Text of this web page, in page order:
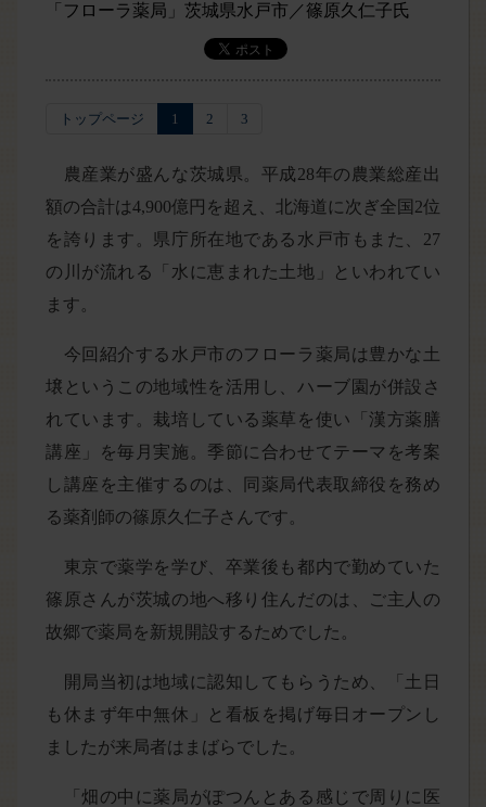
「フローラ薬局」茨城県水戸市／篠原久仁子氏
トップページ 1 2 3
農産業が盛んな茨城県。平成28年の農業総産出
額の合計は4,900億円を超え、北海道に次ぎ全国2位
を誇ります。県庁所在地である水戸市もまた、27
の川が流れる「水に恵まれた土地」といわれてい
ます。
今回紹介する水戸市のフローラ薬局は豊かな土
壌というこの地域性を活用し、ハーブ園が併設さ
れています。栽培している薬草を使い「漢方薬膳
講座」を毎月実施。季節に合わせてテーマを考案
し講座を主催するのは、同薬局代表取締役を務め
る薬剤師の篠原久仁子さんです。
東京で薬学を学び、卒業後も都内で勤めていた
篠原さんが茨城の地へ移り住んだのは、ご主人の
故郷で薬局を新規開設するためでした。
開局当初は地域に認知してもらうため、「土日
も休まず年中無休」と看板を掲げ毎日オープンし
ましたが来局者はまばらでした。
「畑の中に薬局がぽつんとある感じで周りに医